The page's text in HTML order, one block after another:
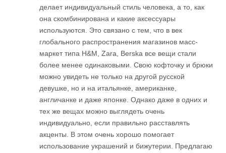
делает индивидуальный стиль человека, а то, как
она скомбинирована и какие аксессуары
используются. Это связано с тем, что в век
глобального распространения магазинов масс-
маркет типа H&M, Zara, Berska все вещи стали
более менее одинаковыми. Свою кофточку и брюки
можно увидеть не только на другой русской
девушке, но и на итальянке, американке,
англичанке и даже японке. Однако даже в одних и
тех же вещах можно выглядеть очень
индивидуально, если правильно расставлять
акценты. В этом очень хорошо помогает
использование украшений и бижутерии. Предлагаю